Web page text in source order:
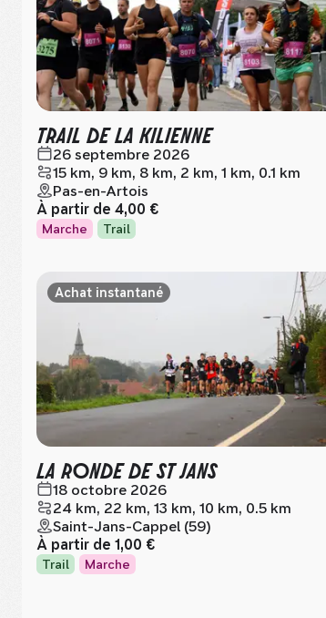
TRAIL DE LA KILIENNE
26 septembre 2026
15 km, 9 km, 8 km, 2 km, 1 km, 0.1 km
Pas-en-Artois
À partir de 4,00 €
Marche Trail
Achat instantané
LA RONDE DE ST JANS
18 octobre 2026
24 km, 22 km, 13 km, 10 km, 0.5 km
Saint-Jans-Cappel (59)
À partir de 1,00 €
Trail Marche